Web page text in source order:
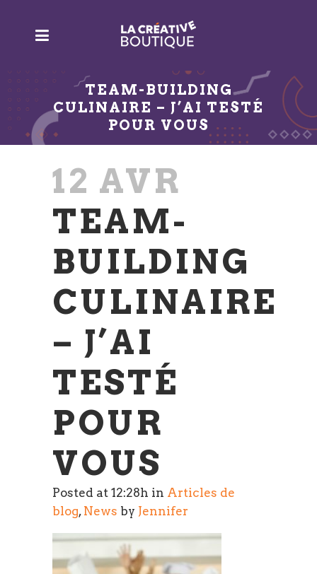
TEAM-BUILDING
CULINAIRE – J’AI TESTÉ
POUR VOUS
12 AVR
TEAM-
BUILDING
CULINAIRE
– J’AI
TESTÉ
POUR
VOUS
Posted at 12:28h in Articles de
blog, News by Jennifer